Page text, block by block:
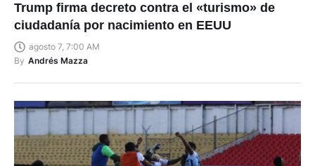
Trump firma decreto contra el «turismo» de
ciudadanía por nacimiento en EEUU
agosto 7, 7:00 AM
By Andrés Mazza